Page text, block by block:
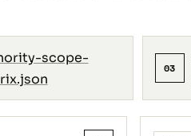
scope-
03